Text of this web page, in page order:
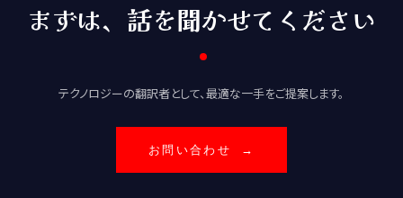
まずは、話を聞かせてください
テクノロジーの翻訳者として、最適な一手をご提案します。
お問い合わせ →